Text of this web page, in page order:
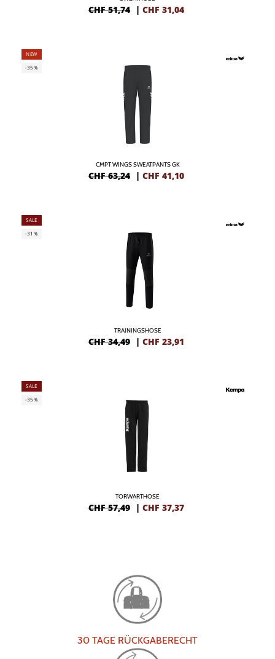
CHF 51,74 | CHF 31,04
NEW
-35%
CMPT WINGS SWEATPANTS GK
CHF 63,24 | CHF 41,10
SALE
-31%
TRAININGSHOSE
CHF 34,49 | CHF 23,91
SALE
-35%
TORWARTHOSE
CHF 57,49 | CHF 37,37
30 TAGE RÜCKGABERECHT